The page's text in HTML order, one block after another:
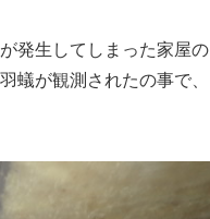
発生してしまった家屋の
蟻が観測されたの事で、